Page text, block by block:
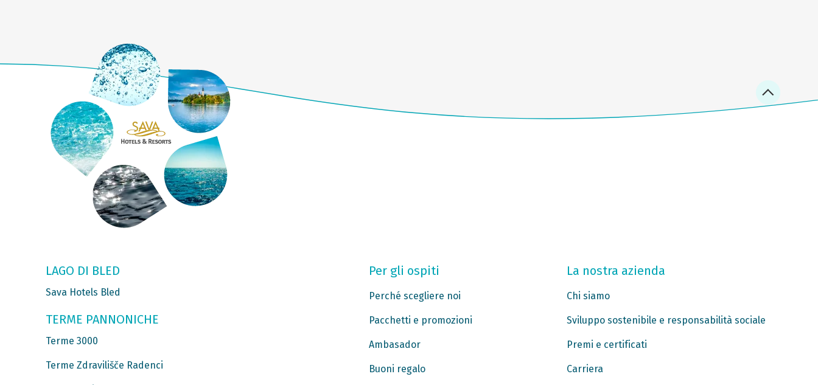
LAGO DI BLED
Sava Hotels Bled
TERME PANNONICHE
Terme 3000
Terme Zdravilišče Radenci
Per gli ospiti
Perché scegliere noi
Pacchetti e promozioni
Ambasador
Buoni regalo
La nostra azienda
Chi siamo
Sviluppo sostenibile e responsabilità sociale
Premi e certificati
Carriera